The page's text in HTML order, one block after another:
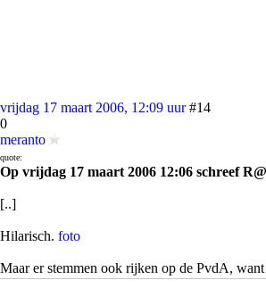
vrijdag 17 maart 2006, 12:09 uur #14
0
meranto
quote:
Op vrijdag 17 maart 2006 12:06 schreef
[..]
Hilarisch. foto
Maar er stemmen ook rijken op de PvdA, want
sloebers zouden ze nooit zo'n meerderheid